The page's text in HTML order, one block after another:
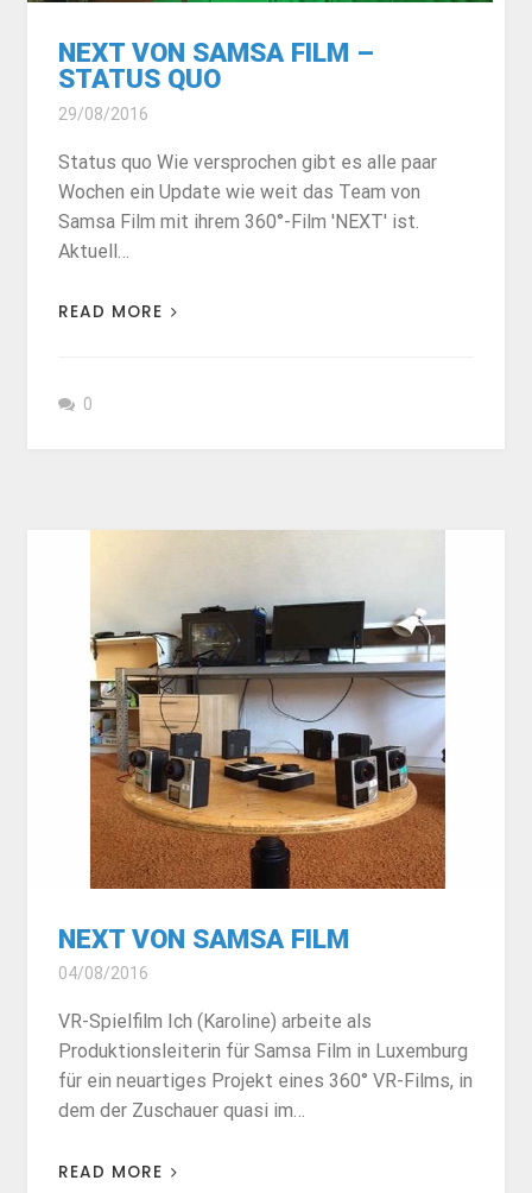
NEXT VON SAMSA FILM –
STATUS QUO
29/08/2016
Status quo Wie versprochen gibt es alle paar
Wochen ein Update wie weit das Team von
Samsa Film mit ihrem 360°-Film 'NEXT' ist.
Aktuell…
READ MORE
0
NEXT VON SAMSA FILM
04/08/2016
VR-Spielfilm Ich (Karoline) arbeite als
Produktionsleiterin für Samsa Film in Luxemburg
für ein neuartiges Projekt eines 360° VR-Films, in
dem der Zuschauer quasi im…
READ MORE